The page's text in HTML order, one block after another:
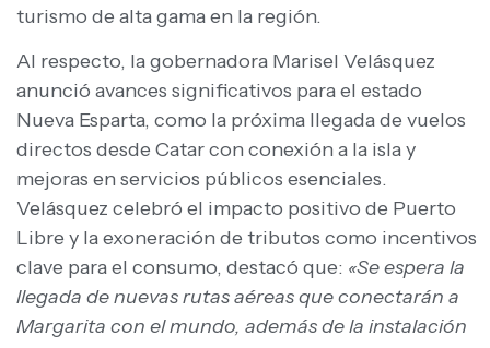
turismo de alta gama en la región.
Al respecto, la gobernadora Marisel Velásquez
anunció avances significativos para el estado
Nueva Esparta, como la próxima llegada de vuelos
directos desde Catar con conexión a la isla y
mejoras en servicios públicos esenciales.
Velásquez celebró el impacto positivo de Puerto
Libre y la exoneración de tributos como incentivos
clave para el consumo, destacó que: «Se espera la
llegada de nuevas rutas aéreas que conectarán a
Margarita con el mundo, además de la instalación